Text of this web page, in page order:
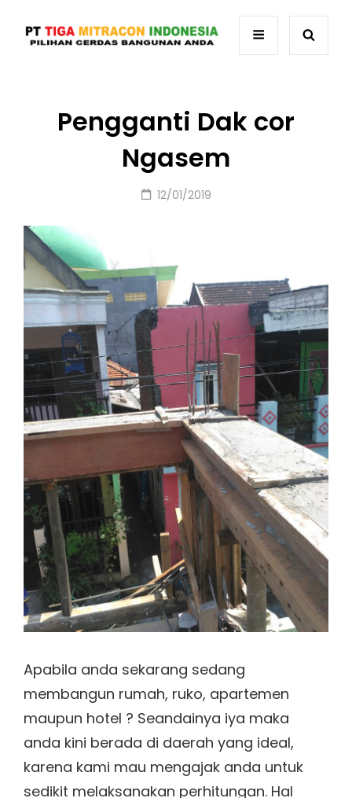
Pengganti Dak cor
Ngasem
Posted
12/01/2019
Apabila anda sekarang sedang
membangun rumah, ruko, apartemen
maupun hotel ? Seandainya iya maka
anda kini berada di daerah yang ideal,
karena kami mau mengajak anda untuk
sedikit melaksanakan perhitungan. Hal